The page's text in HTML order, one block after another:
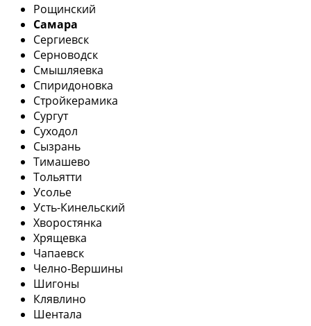
Рощинский
Самара
Сергиевск
Серноводск
Смышляевка
Спиридоновка
Стройкерамика
Сургут
Суходол
Сызрань
Тимашево
Тольятти
Усолье
Усть-Кинельский
Хворостянка
Хрящевка
Чапаевск
Челно-Вершины
Шигоны
Клявлино
Шентала